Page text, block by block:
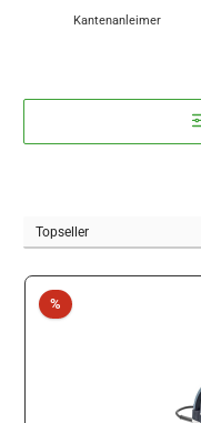
Kantenanleimer
%Rabatt